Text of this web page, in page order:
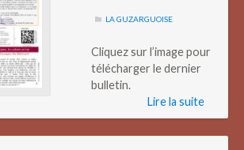
LA GUZARGUOISE
Cliquez sur l’image pour
télécharger le dernier
bulletin.
Lire la suite